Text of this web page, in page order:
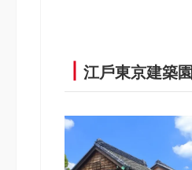
江戶東京建築園